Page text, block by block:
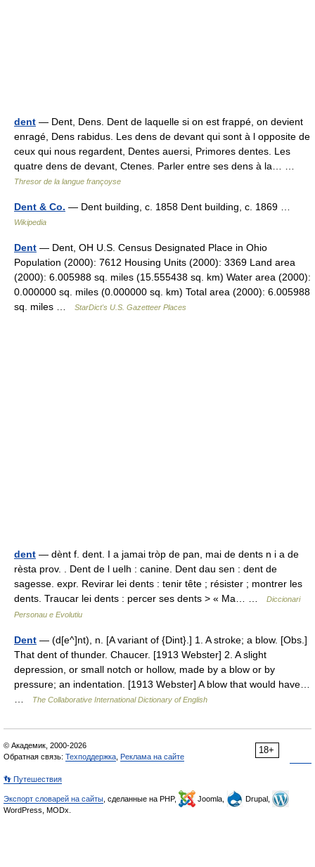
dent — Dent, Dens. Dent de laquelle si on est frappé, on devient
enragé, Dens rabidus. Les dens de devant qui sont à l opposite de
ceux qui nous regardent, Dentes auersi, Primores dentes. Les
quatre dens de devant, Ctenes. Parler entre ses dens à la… …
Thresor de la langue françoyse
Dent & Co. — Dent building, c. 1858 Dent building, c. 1869 …
Wikipedia
Dent — Dent, OH U.S. Census Designated Place in Ohio
Population (2000): 7612 Housing Units (2000): 3369 Land area
(2000): 6.005988 sq. miles (15.555438 sq. km) Water area (2000):
0.000000 sq. miles (0.000000 sq. km) Total area (2000): 6.005988
sq. miles …
StarDict's U.S. Gazetteer Places
dent — dènt f. dent. I a jamai tròp de pan, mai de dents n i a de
rèsta prov. . Dent de l uelh : canine. Dent dau sen : dent de
sagesse. expr. Revirar lei dents : tenir tête ; résister ; montrer les
dents. Traucar lei dents : percer ses dents > « Ma… …
Diccionari
Personau e Evolutiu
Dent — (d[e^]nt), n. [A variant of {Dint}.] 1. A stroke; a blow. [Obs.]
That dent of thunder. Chaucer. [1913 Webster] 2. A slight
depression, or small notch or hollow, made by a blow or by
pressure; an indentation. [1913 Webster] A blow that would have…
The Collaborative International Dictionary of English
18+
© Академик, 2000-2026
Обратная связь: Техподдержка Реклама на сайте
👣 Путешествия
Экспорт словарей на сайты , сделанные на PHP, Joomla,
Drupal,
WordPress, MODx.